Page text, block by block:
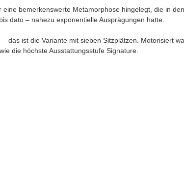
bemerkenswerte Metamorphose hingelegt, die in den
dato – nahezu exponentielle Ausprägungen hatte.
das ist die Variante mit sieben Sitzplätzen. Motorisiert
die höchste Ausstattungsstufe Signature.